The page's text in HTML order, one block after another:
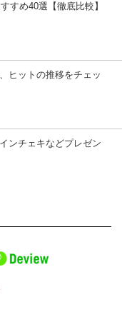
すめ40選【徹底比較】
ヒットの推移をチェッ
ンチェキなどプレゼン